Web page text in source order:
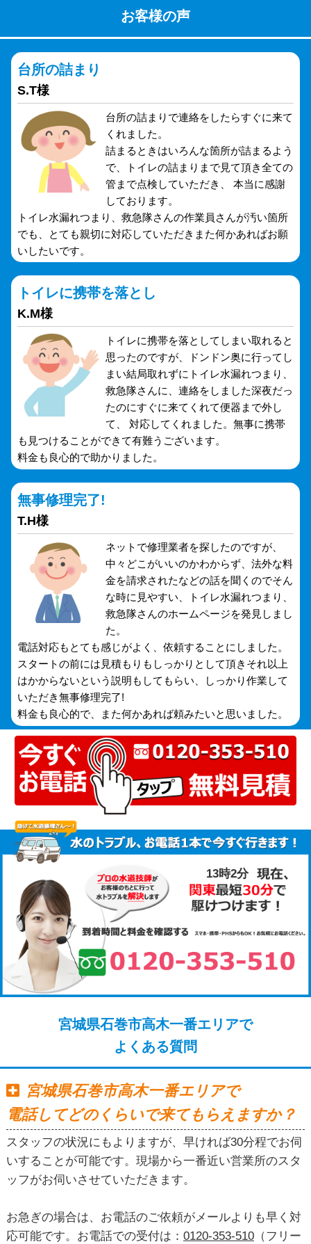
お客様の声
台所の詰まり
S.T様
台所の詰まりで連絡をしたらすぐに来て
くれました。
詰まるときはいろんな箇所が詰まるよう
で、トイレの詰まりまで見て頂き全ての
管まで点検していただき、 本当に感謝
しております。
トイレ水漏れつまり、救急隊さんの作業員さんが汚い箇所
でも、とても親切に対応していただきまた何かあればお願
いしたいです。
トイレに携帯を落とし
K.M様
トイレに携帯を落としてしまい取れると
思ったのですが、ドンドン奥に行ってし
まい結局取れずにトイレ水漏れつまり、
救急隊さんに、連絡をしました深夜だっ
たのにすぐに来てくれて便器まで外し
て、 対応してくれました。無事に携帯
も見つけることができて有難うございます。
料金も良心的で助かりました。
無事修理完了!
T.H様
ネットで修理業者を探したのですが、
中々どこがいいのかわからず、法外な料
金を請求されたなどの話を聞くのでそん
な時に見やすい、トイレ水漏れつまり、
救急隊さんのホームページを発見しまし
た。
電話対応もとても感じがよく、依頼することにしました。
スタートの前には見積もりもしっかりとして頂きそれ以上
はかからないという説明もしてもらい、しっかり作業して
いただき無事修理完了!
料金も良心的で、また何かあれば頼みたいと思いました。
13時2分
宮城県石巻市高木一番エリアで
よくある質問
宮城県石巻市高木一番エリアで
電話してどのくらいで来てもらえますか？
スタッフの状況にもよりますが、早ければ30分程でお伺
いすることが可能です。現場から一番近い営業所のスタ
ッフがお伺いさせていただきます。
お急ぎの場合は、お電話のご依頼がメールよりも早く対
応可能です。お電話での受付は： 0120-353-510（フリー